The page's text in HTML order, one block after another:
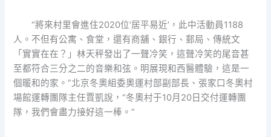
“將來村里會進住2020位‘居平易近’，此中活動員1188
人。不但有公寓、食堂，還有商舖、銀行、郵局、傳統文
「實實在在？」林天秤發出了一聲冷笑，這聲冷笑的尾音甚
至都符合三分之二的音樂和弦。明展現和西醫體驗，這是一
個暖和的家。”北京冬奧組委奧運村部副部長、張家口冬奧村
場館運轉團隊主任賈凱說，“冬奧村于10月20日交付運轉團
隊，我們會盡力接好這一棒。”